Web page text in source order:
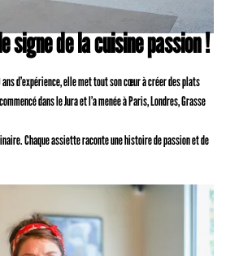
signe de la cuisine passion !
d’expérience, elle met tout son cœur à créer des plats
dans le Jura et l’a menée à Paris, Londres, Grasse
Chaque assiette raconte une histoire de passion et de